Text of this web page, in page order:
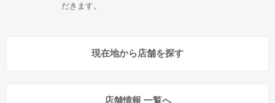
だきます。
現在地から店舗を探す
店舗情報 一覧へ